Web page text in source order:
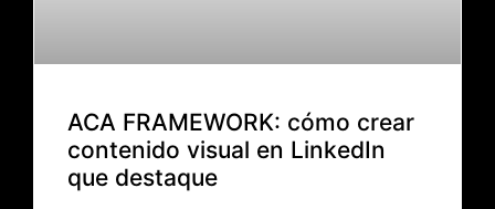
ACA FRAMEWORK: cómo crear
contenido visual en LinkedIn
que destaque